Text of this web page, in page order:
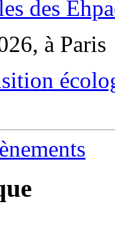
des
à Paris